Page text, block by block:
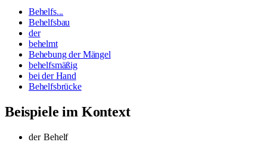
Behelfs...
Behelfsbau
der
behelmt
Behebung der Mängel
behelfsmäßig
bei der Hand
Behelfsbrücke
Beispiele im Kontext
der Behelf